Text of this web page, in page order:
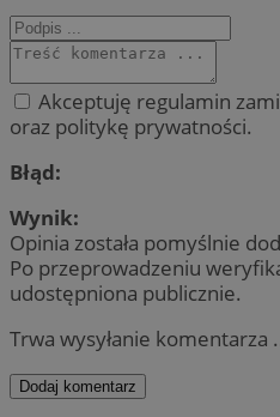
Akceptuję regulamin
oraz politykę prywatności.
Błąd:
Wynik:
Opinia została pomyślnie
Po przeprowadzeniu
udostępniona publicznie.
Trwa wysyłanie komentarza
Dodaj komentarz